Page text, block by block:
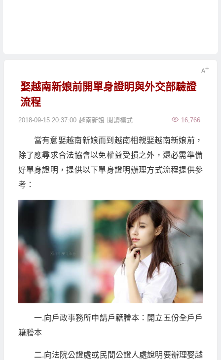
娶越南新娘前開單身證明與外交部驗證
流程
2018-09-15 20:37:00 越南新娘 16,766
閱讀模式
當有意娶越南新娘而到越南相親娶越南新娘前，
除了應尋求合法協會以免權益受損之外，還必需準備
好單身證明，提供以下單身證明辦理方式流程提供參
考：
一.向戶政事務所申請戶籍謄本：開立五份全戶戶
籍謄本
二.向法院公證處或民間公證人處說明要辦理娶越